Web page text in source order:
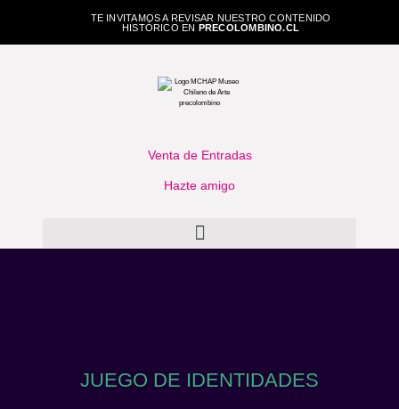
TE INVITAMOS A REVISAR NUESTRO CONTENIDO
HISTÓRICO EN PRECOLOMBINO.CL
Venta de Entradas
Hazte amigo
JUEGO DE IDENTIDADES